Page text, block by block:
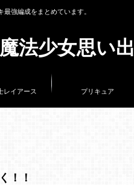
魔法少女思い
強編成をまとめています。
レイアース プリキュア
！！